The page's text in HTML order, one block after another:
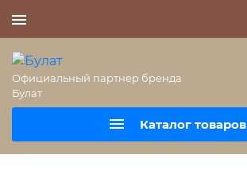
Официальный партнер бренда
Булат
Каталог товаров